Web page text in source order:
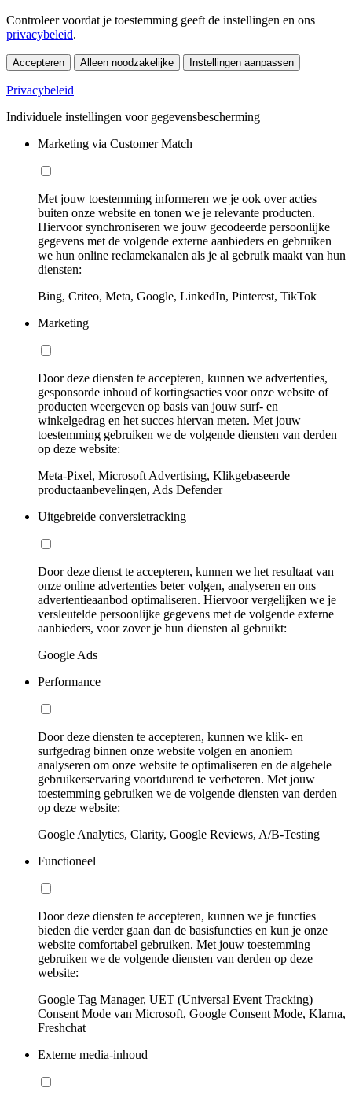
Controleer voordat je toestemming geeft de instellingen en ons
privacybeleid.
Accepteren Alleen noodzakelijke Instellingen aanpassen
Privacybeleid
Individuele instellingen voor gegevensbescherming
Marketing via Customer Match
Met jouw toestemming informeren we je ook over acties
buiten onze website en tonen we je relevante producten.
Hiervoor synchroniseren we jouw gecodeerde persoonlijke
gegevens met de volgende externe aanbieders en gebruiken
we hun online reclamekanalen als je al gebruik maakt van hun
diensten:
Bing, Criteo, Meta, Google, LinkedIn, Pinterest, TikTok
Marketing
Door deze diensten te accepteren, kunnen we advertenties,
gesponsorde inhoud of kortingsacties voor onze website of
producten weergeven op basis van jouw surf- en
winkelgedrag en het succes hiervan meten. Met jouw
toestemming gebruiken we de volgende diensten van derden
op deze website:
Meta-Pixel, Microsoft Advertising, Klikgebaseerde
productaanbevelingen, Ads Defender
Uitgebreide conversietracking
Door deze dienst te accepteren, kunnen we het resultaat van
onze online advertenties beter volgen, analyseren en ons
advertentieaanbod optimaliseren. Hiervoor vergelijken we je
versleutelde persoonlijke gegevens met de volgende externe
aanbieders, voor zover je hun diensten al gebruikt:
Google Ads
Performance
Door deze diensten te accepteren, kunnen we klik- en
surfgedrag binnen onze website volgen en anoniem
analyseren om onze website te optimaliseren en de algehele
gebruikerservaring voortdurend te verbeteren. Met jouw
toestemming gebruiken we de volgende diensten van derden
op deze website:
Google Analytics, Clarity, Google Reviews, A/B-Testing
Functioneel
Door deze diensten te accepteren, kunnen we je functies
bieden die verder gaan dan de basisfuncties en kun je onze
website comfortabel gebruiken. Met jouw toestemming
gebruiken we de volgende diensten van derden op deze
website:
Google Tag Manager, UET (Universal Event Tracking)
Consent Mode van Microsoft, Google Consent Mode, Klarna,
Freshchat
Externe media-inhoud